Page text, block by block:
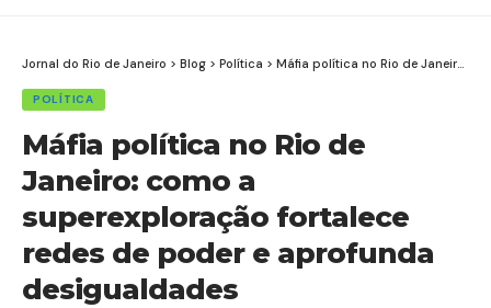
Jornal do Rio de Janeiro > Blog > Política > Máfia política no Rio de Janeiro: como a superexploração fortalece redes de poder e aprofunda desigualdades
POLÍTICA
Máfia política no Rio de
Janeiro: como a
superexploração fortalece
redes de poder e aprofunda
desigualdades